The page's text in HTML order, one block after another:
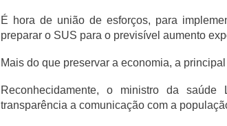
É hora de união de esforços, para
preparar o SUS para o previsível aumento
Mais do que preservar a economia, a
Reconhecidamente, o ministro da
transparência a comunicação com a